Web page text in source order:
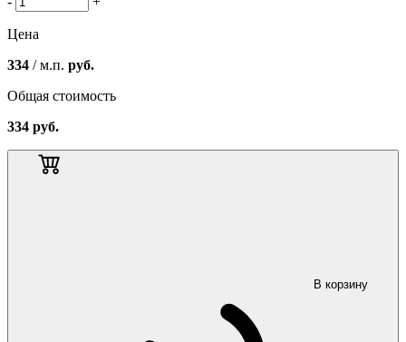
Цена
334 / м.п. руб.
Общая стоимость
334 руб.
В корзину